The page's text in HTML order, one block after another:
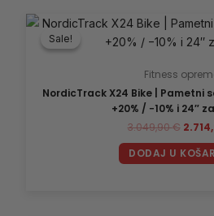
Sale!
Sale!
Fitness
NordicTrack X24 Bike | Pametni
+20% / −10% i 24″
3.049,90€
cijena
bila
DODAJ U